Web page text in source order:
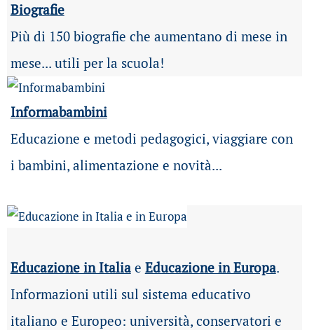
Biografie
Più di 150 biografie che aumentano di mese in
mese... utili per la scuola!
Informabambini
Educazione e metodi pedagogici, viaggiare con
i bambini, alimentazione e novità...
Educazione in Italiae Educazione in Europa.
Informazioni utili sul sistema educativo
italiano e Europeo: università, conservatori e